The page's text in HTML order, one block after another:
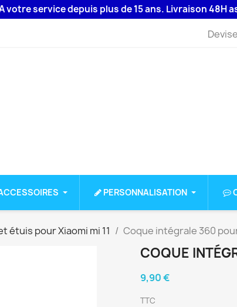
service depuis plus de 15 ans. Livraison 48H assurée
PERSONNALISATION
étuis pour Xiaomi mi 11 Coque intégrale 360 pour
COQUE
9,90 €
TTC